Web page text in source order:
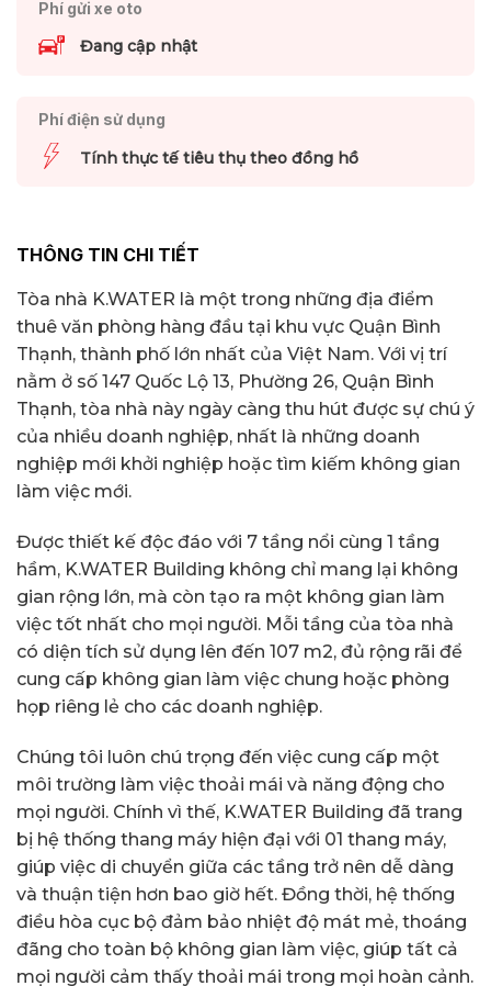
Phí gửi xe oto
Đang cập nhật
Phí điện sử dụng
Tính thực tế tiêu thụ theo đồng hồ
THÔNG TIN CHI TIẾT
Tòa nhà K.WATER là một trong những địa điểm
thuê văn phòng hàng đầu tại khu vực Quận Bình
Thạnh, thành phố lớn nhất của Việt Nam. Với vị trí
nằm ở số 147 Quốc Lộ 13, Phường 26, Quận Bình
Thạnh, tòa nhà này ngày càng thu hút được sự chú ý
của nhiều doanh nghiệp, nhất là những doanh
nghiệp mới khởi nghiệp hoặc tìm kiếm không gian
làm việc mới.
Được thiết kế độc đáo với 7 tầng nổi cùng 1 tầng
hầm, K.WATER Building không chỉ mang lại không
gian rộng lớn, mà còn tạo ra một không gian làm
việc tốt nhất cho mọi người. Mỗi tầng của tòa nhà
có diện tích sử dụng lên đến 107 m2, đủ rộng rãi để
cung cấp không gian làm việc chung hoặc phòng
họp riêng lẻ cho các doanh nghiệp.
Chúng tôi luôn chú trọng đến việc cung cấp một
môi trường làm việc thoải mái và năng động cho
mọi người. Chính vì thế, K.WATER Building đã trang
bị hệ thống thang máy hiện đại với 01 thang máy,
giúp việc di chuyển giữa các tầng trở nên dễ dàng
và thuận tiện hơn bao giờ hết. Đồng thời, hệ thống
điều hòa cục bộ đảm bảo nhiệt độ mát mẻ, thoáng
đãng cho toàn bộ không gian làm việc, giúp tất cả
mọi người cảm thấy thoải mái trong mọi hoàn cảnh.